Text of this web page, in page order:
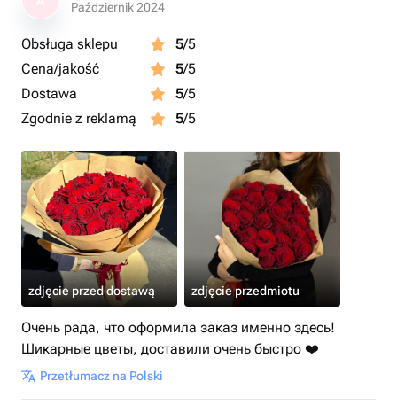
Październik 2024
Obsługa sklepu 5/5
Cena/jakość
5/5
Dostawa
5/5
Zgodnie z reklamą
5/5
zdjęcie przed dostawą zdjęcie przedmiotu
Очень рада, что оформила заказ именно здесь!
Шикарные цветы, доставили очень быстро ❤️
Przetłumacz na Polski